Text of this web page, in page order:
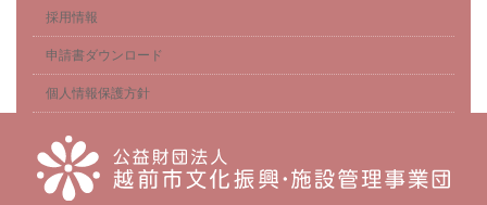
採用情報
申請書ダウンロード
個人情報保護方針